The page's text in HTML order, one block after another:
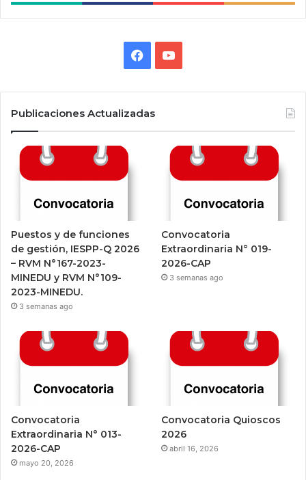
FacebookYouTube
Publicaciones Actualizadas
Puestos y de funciones
de gestión, IESPP-Q 2026
– RVM N°167-2023-
MINEDU y RVM N°109-
2023-MINEDU.
3 semanas ago
Convocatoria
Extraordinaria N° 019-
2026-CAP
3 semanas ago
Convocatoria
Extraordinaria N° 013-
2026-CAP
mayo 20, 2026
Convocatoria Quioscos
2026
abril 16, 2026